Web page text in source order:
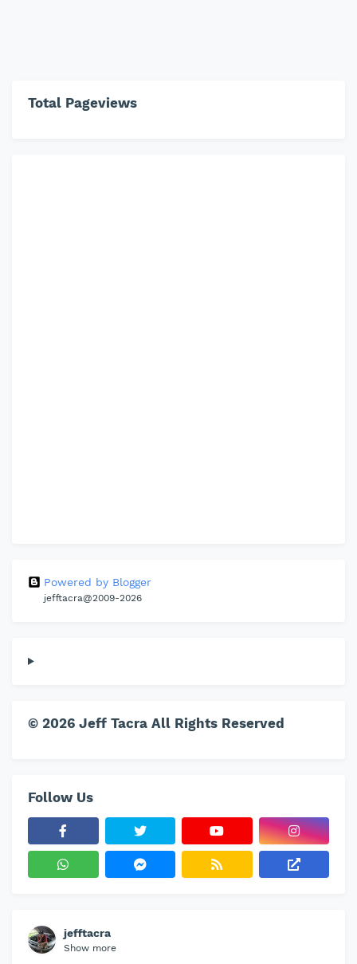
Total Pageviews
Powered by Blogger
jefftacra@2009-2026
© 2026 Jeff Tacra All Rights Reserved
Follow Us
jefftacra
Show more